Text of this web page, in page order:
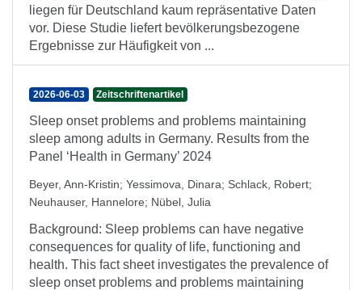
liegen für Deutschland kaum repräsentative Daten
vor. Diese Studie liefert bevölkerungsbezogene
Ergebnisse zur Häufigkeit von ...
2026-06-03 Zeitschriftenartikel
Sleep onset problems and problems maintaining
sleep among adults in Germany. Results from the
Panel ‘Health in Germany’ 2024
Beyer, Ann-Kristin; Yessimova, Dinara; Schlack, Robert;
Neuhauser, Hannelore; Nübel, Julia
Background: Sleep problems can have negative
consequences for quality of life, functioning and
health. This fact sheet investigates the prevalence of
sleep onset problems and problems maintaining